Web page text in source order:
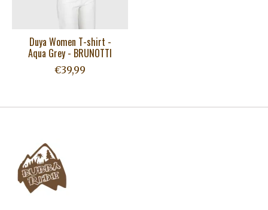
Duya Women T-shirt -
Aqua Grey - BRUNOTTI
€39,99